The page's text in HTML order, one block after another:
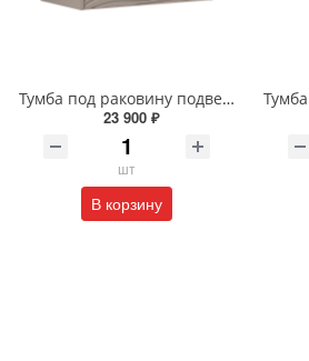
Тумба под раковину подвесная EQUIL Глеам 80.1Я/Gleam 80.1Y амарок/дуб вотан tpGLEAM80.1Y-25
23 900 ₽
шт
В корзину